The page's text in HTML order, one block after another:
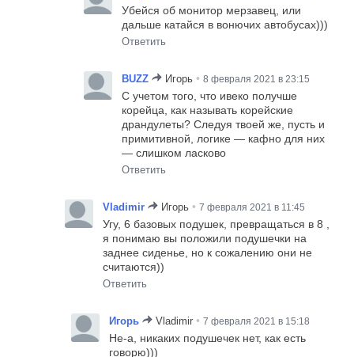
Убейся об монитор мерзавец, или
дальше катайся в вонючих автобусах)))
Ответить
BUZZ Игорь • 8 февраля 2021 в 23:15
С учетом того, что ивеко получше
корейца, как называть корейские
драндулеты? Следуя твоей же, пусть и
примитивной, логике — кафно для них
— слишком ласково
Ответить
Vladimir Игорь • 7 февраля 2021 в 11:45
Угу, 6 базовых подушек, превращаться в 8 ,
я понимаю вы положили подушечки на
заднее сиденье, но к сожалению они не
считаются))
Ответить
Игорь Vladimir • 7 февраля 2021 в 15:18
Не-а, никаких подушечек нет, как есть
говорю)))